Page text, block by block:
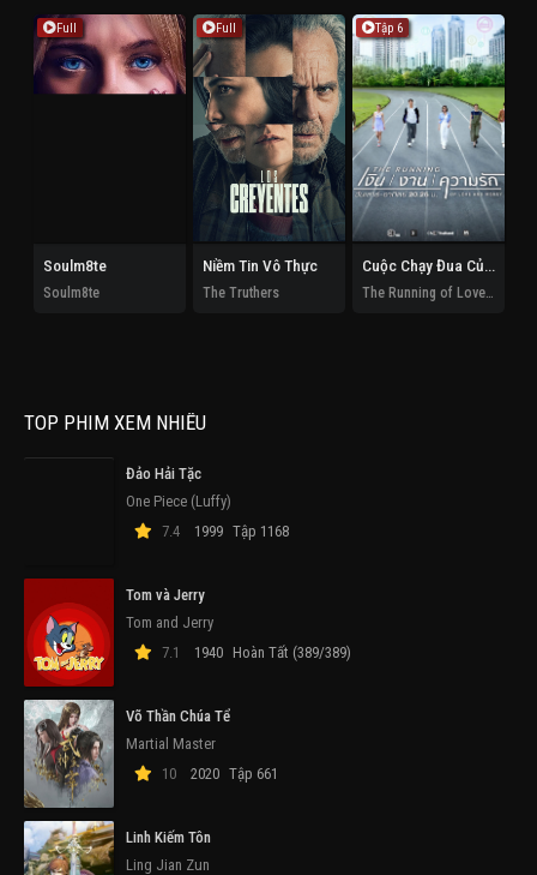
Full
Soulm8te
Soulm8te
Full
Niềm Tin Vô Thực
The Truthers
Tập 6
Cuộc Chạy Đua Của Tình Và Tiền
TOP PHIM XEM NHIỀU
Đảo Hải Tặc
One Piece (Luffy)
7.4
1999 Tập 1168
Tom và Jerry
Tom and Jerry
7.1
1940 Hoàn Tất (389/389)
Võ Thần Chúa Tể
Martial Master
10
2020 Tập 661
Linh Kiếm Tôn
Ling Jian Zun